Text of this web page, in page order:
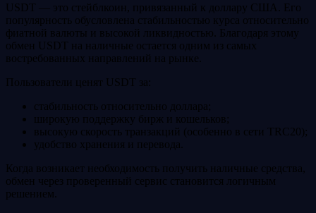
USDT — это стейблкоин, привязанный к доллару США. Его
популярность обусловлена стабильностью курса относительно
фиатной валюты и высокой ликвидностью. Благодаря этому
обмен USDT на наличные остается одним из самых
востребованных направлений на рынке.
Пользователи ценят USDT за:
стабильность относительно доллара;
широкую поддержку бирж и кошельков;
высокую скорость транзакций (особенно в сети TRC20);
удобство хранения и перевода.
Когда возникает необходимость получить наличные средства,
обмен через проверенный сервис становится логичным
решением.